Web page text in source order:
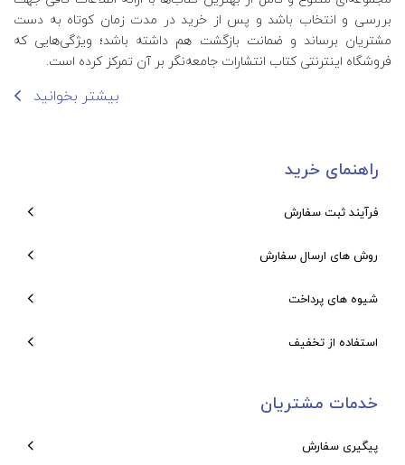
بررسی و انتخاب باشد و پس از خرید در مدت زمان کوتاه به دست
مشتریان برساند و ضمانت بازگشت هم داشته باشد؛ ویژگی‌هایی که
فروشگاه اینترنتی کتاب انتشارات جامعه‌نگر بر آن تمرکز کرده است.
بیشتر بخوانید
راهنمای خرید
فرآیند ثبت سفارش
روش های ارسال سفارش
شیوه های پرداخت
استفاده از تخفیف
خدمات مشتریان
پیگیری سفارش